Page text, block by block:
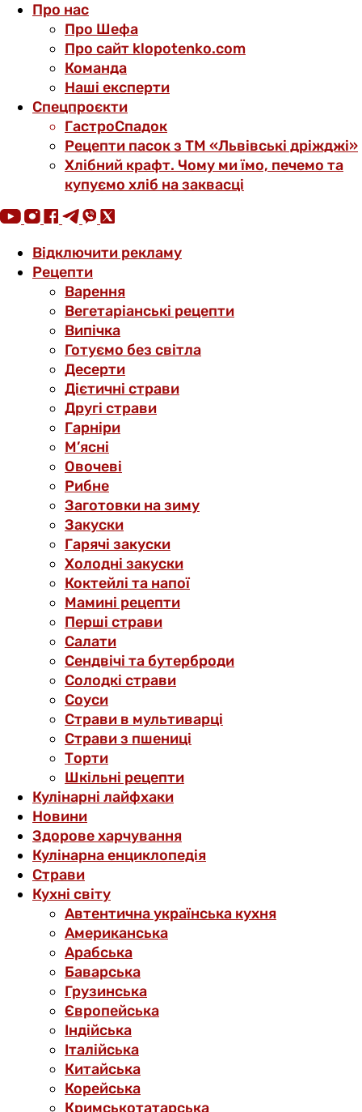
Про нас
Про Шефа
Про сайт klopotenko.com
Команда
Наші експерти
Спецпроєкти
ГастроСпадок
Рецепти пасок з ТМ «Львівські дріжджі»
Хлібний крафт. Чому ми їмо, печемо та
купуємо хліб на заквасці
Відключити рекламу
Рецепти
Варення
Вегетаріанські рецепти
Випічка
Готуємо без світла
Десерти
Дієтичні страви
Другі страви
Гарніри
М’ясні
Овочеві
Рибне
Заготовки на зиму
Закуски
Гарячі закуски
Холодні закуски
Коктейлі та напої
Мамині рецепти
Перші страви
Салати
Сендвічі та бутерброди
Солодкі страви
Соуси
Страви в мультиварці
Страви з пшениці
Торти
Шкільні рецепти
Кулінарні лайфхаки
Новини
Здорове харчування
Кулінарна енциклопедія
Страви
Кухні світу
Автентична українська кухня
Американська
Арабська
Баварська
Грузинська
Європейська
Індійська
Італійська
Китайська
Корейська
Кримськотатарська